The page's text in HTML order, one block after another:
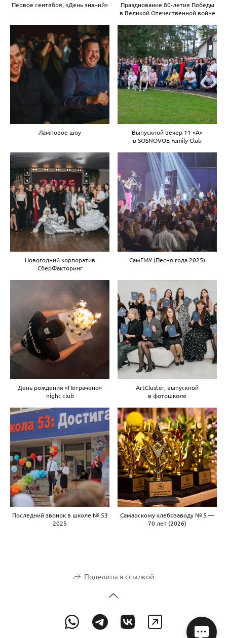
Первое сентября, «День знаний»
Празднование 80-летия Победы
в Великой Отечественной войне
Ламповое шоу
Выпускной вечер 11 «A»
в SOSNOVOE Family Club
Новогодний корпоратив
СберФакторинг
СамГМУ (Песня года 2025)
День рождения «Потрачено»
night club
ArtCluster, выпускной
в фотошколе
Последний звонок в школе № 53
2025
Самарскому хлебозаводу № 5 —
70 лет (2026)
Поделиться ссылкой